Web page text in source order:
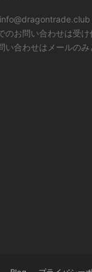
info@dragontrade.club
のお問い合わせは受
い合わせはメールのみ